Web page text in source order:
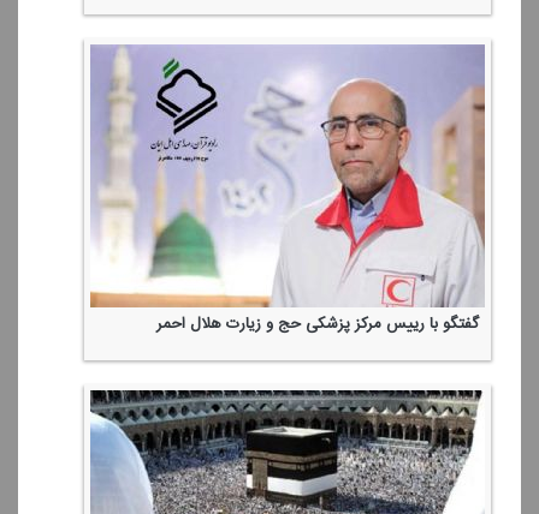
گفتگو با رییس مركز پزشكی حج و زیارت هلال احمر